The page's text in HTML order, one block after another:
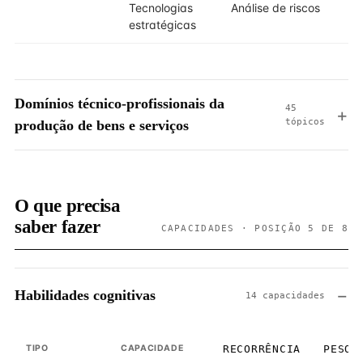
Tecnologias
estratégicas
Análise de riscos
Domínios técnico-profissionais da
produção de bens e serviços
45
tópicos
O que precisa
saber fazer
CAPACIDADES · POSIÇÃO 5 DE 8
Habilidades cognitivas 14 capacidades
TIPO CAPACIDADE RECORRÊNCIA PESO